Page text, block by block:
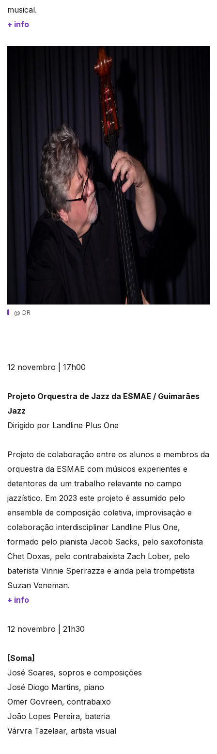
musical.
+ info
@ DR
12 novembro | 17h00
Projeto Orquestra de Jazz da ESMAE / Guimarães
Jazz
Dirigido por Landline Plus One
Projeto de colaboração entre os alunos e membros da
orquestra da ESMAE com músicos experientes e
detentores de um trabalho relevante no campo
jazzístico. Em 2023 este projeto é assumido pelo
ensemble de composição coletiva, improvisação e
colaboração interdisciplinar Landline Plus One,
formado pelo pianista Jacob Sacks, pelo saxofonista
Chet Doxas, pelo contrabaixista Zach Lober, pelo
baterista Vinnie Sperrazza e ainda pela trompetista
Suzan Veneman.
+ info
12 novembro | 21h30
[Soma]
José Soares, sopros e composições
José Diogo Martins, piano
Omer Govreen, contrabaixo
João Lopes Pereira, bateria
Várvra Tazelaar, artista visual